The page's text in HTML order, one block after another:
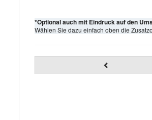
*Optional auch mit Eindruck auf den
Wählen Sie dazu einfach oben die